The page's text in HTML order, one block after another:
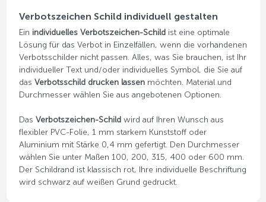
Verbotszeichen Schild individuell gestalten
Ein individuelles Verbotszeichen-Schildist eine optimale
Lösung für das Verbot in Einzelfällen, wenn die vorhandenen
Verbotsschilder nicht passen. Alles, was Sie brauchen, ist Ihr
individueller Text und/oder individuelles Symbol, die Sie auf
das Verbotsschild drucken lassenmöchten. Material und
Durchmesser wählen Sie aus angebotenen Optionen.
Das Verbotszeichen-Schildwird auf Ihren Wunsch aus
flexibler PVC-Folie, 1 mm starkem Kunststoff oder
Aluminium mit Stärke 0,4 mm gefertigt. Den Durchmesser
wählen Sie unter Maßen 100, 200, 315, 400 oder 600 mm.
Der Schildrand ist klassisch rot, Ihre individuelle Beschriftung
wird schwarz auf weißen Grund gedruckt.